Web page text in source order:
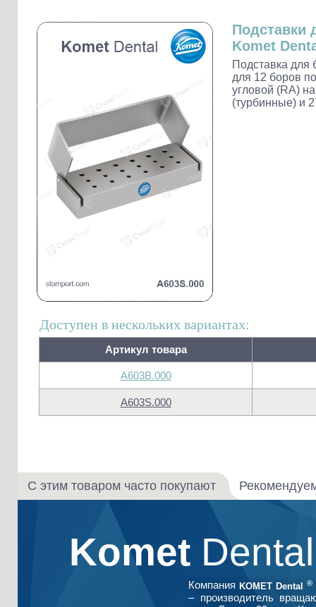
Наконечники и переходники KaVo
Подставки
Komet
Подставка для
для 12 боров
угловой (RA)
(турбинные) и
Доступен в нескольких вариантах:
Артикул товара
A603B.000
A603S.000
С этим товаром часто покупают
Komet
Компания KOMET Dental ®
– производитель